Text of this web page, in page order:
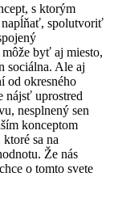
s ktorým
napĺňať, spolutvoriť
byť aj miesto,
sociálna. Ale aj
od okresného
nájsť uprostred
nesplnený sen
konceptom
sa na
Že nás
o tomto svete